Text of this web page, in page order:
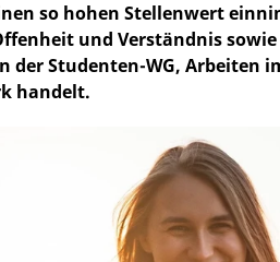
so hohen Stellenwert
und Verständnis
der Studenten-WG, Arbeiten
handelt.